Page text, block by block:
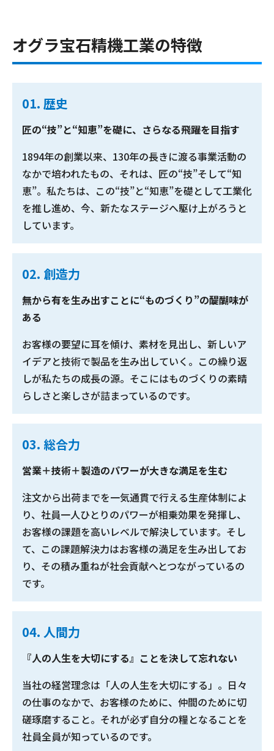
オグラ宝石精機工業の特徴
01. 歴史
匠の“技”と“知恵”を礎に、さらなる飛躍を目指す
1894年の創業以来、130年の長きに渡る事業活動の
なかで培われたもの、それは、匠の“技”そして“知
恵”。私たちは、この“技”と“知恵”を礎として工業化
を推し進め、今、新たなステージへ駆け上がろうと
しています。
02. 創造力
無から有を生み出すことに“ものづくり”の醍醐味が
ある
お客様の要望に耳を傾け、素材を見出し、新しいア
イデアと技術で製品を生み出していく。この繰り返
しが私たちの成長の源。そこにはものづくりの素晴
らしさと楽しさが詰まっているのです。
03. 総合力
営業＋技術＋製造のパワーが大きな満足を生む
注文から出荷までを一気通貫で行える生産体制によ
り、社員一人ひとりのパワーが相乗効果を発揮し、
お客様の課題を高いレベルで解決しています。そし
て、この課題解決力はお客様の満足を生み出してお
り、その積み重ねが社会貢献へとつながっているの
です。
04. 人間力
『人の人生を大切にする』ことを決して忘れない
当社の経営理念は「人の人生を大切にする」。日々
の仕事のなかで、お客様のために、仲間のために切
磋琢磨すること。それが必ず自分の糧となることを
社員全員が知っているのです。